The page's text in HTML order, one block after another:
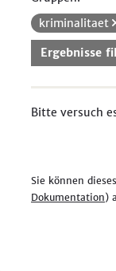
kriminalitaet
Ergebnisse
Bitte versuch
Sie können
Dokumentation)